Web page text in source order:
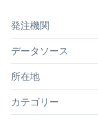
発注機関
データソース
所在地
カテゴリー